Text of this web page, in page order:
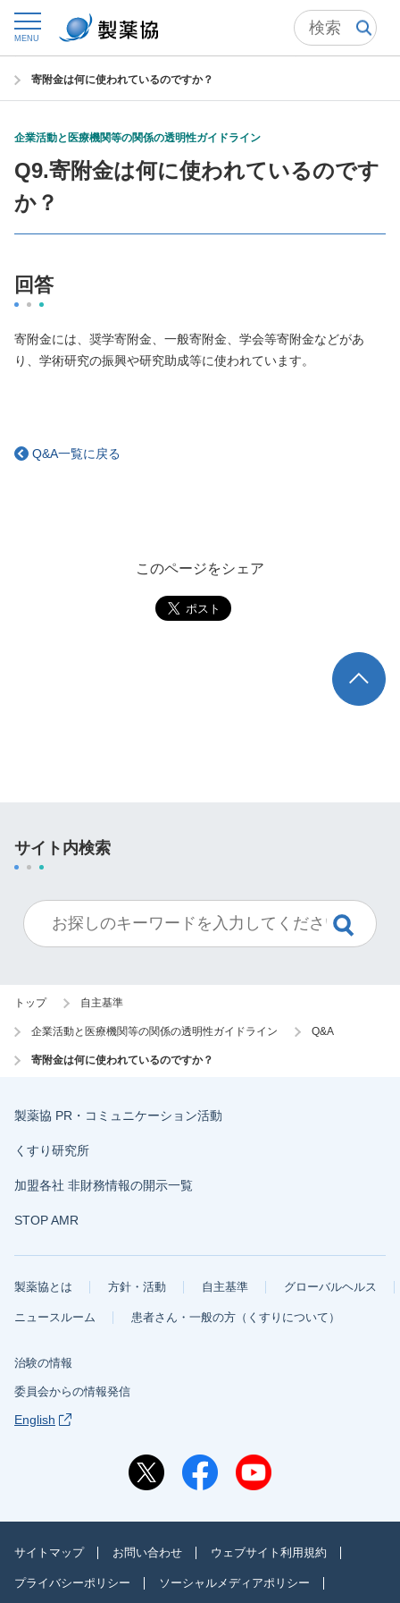
MENU
トップ 自主基準
寄附金は何に使われているのですか？
企業活動と医療機関等の関係の透明性ガイドライン
Q9.寄附金は何に使われているのです
か？
回答
寄附金には、奨学寄附金、一般寄附金、学会等寄附金などがあ
り、学術研究の振興や研究助成等に使われています。
Q&A一覧に戻る
このページをシェア
TOP
サイト内検索
トップ 自主基準
企業活動と医療機関等の関係の透明性ガイドライン Q&A
寄附金は何に使われているのですか？
製薬協 PR・コミュニケーション活動
くすり研究所
加盟各社 非財務情報の開示一覧
STOP AMR
製薬協とは 方針・活動 自主基準 グローバルヘルス
ニュースルーム 患者さん・一般の方（くすりについて）
治験の情報
委員会からの情報発信
English
サイトマップ お問い合わせ ウェブサイト利用規約
プライバシーポリシー ソーシャルメディアポリシー